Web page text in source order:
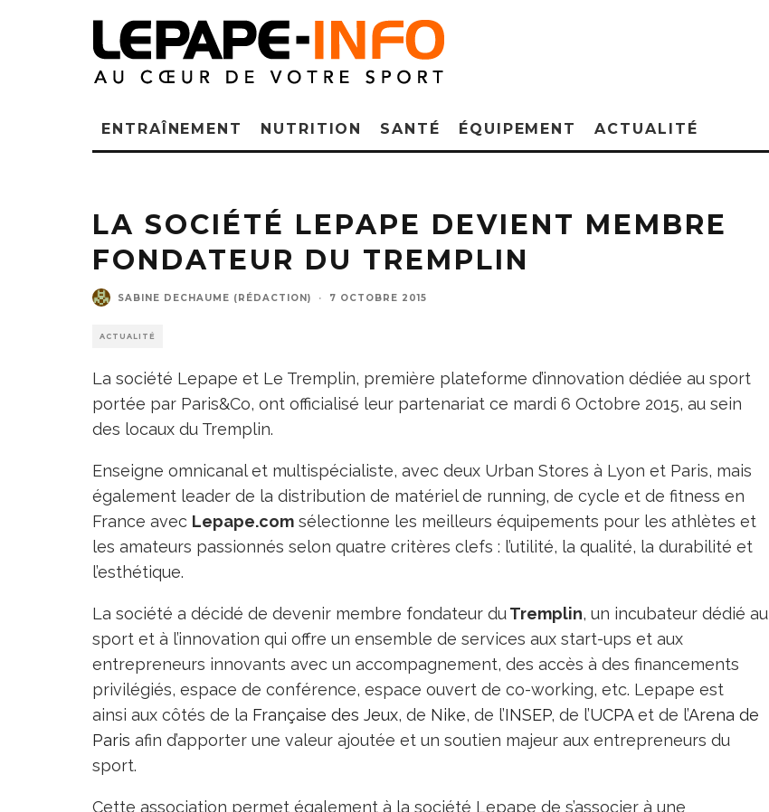
ENTRAÎNEMENT NUTRITION SANTÉ ÉQUIPEMENT ACTUALITÉ
LA SOCIÉTÉ LEPAPE DEVIENT MEMBRE
FONDATEUR DU TREMPLIN
SABINE DECHAUME (RÉDACTION) · 7 OCTOBRE 2015
ACTUALITÉ
La société Lepape et Le Tremplin, première plateforme d’innovation dédiée au sport
portée par Paris&Co, ont officialisé leur partenariat ce mardi 6 Octobre 2015, au sein
des locaux du Tremplin.
Enseigne omnicanal et multispécialiste, avec deux Urban Stores à Lyon et Paris, mais
également leader de la distribution de matériel de running, de cycle et de fitness en
France avec Lepape.com sélectionne les meilleurs équipements pour les athlètes et
les amateurs passionnés selon quatre critères clefs : l’utilité, la qualité, la durabilité et
l’esthétique.
La société a décidé de devenir membre fondateur duTremplin, un incubateur dédié au
sport et à l’innovation qui offre un ensemble de services aux start-ups et aux
entrepreneurs innovants avec un accompagnement, des accès à des financements
privilégiés, espace de conférence, espace ouvert de co-working, etc. Lepape est
ainsi aux côtés de la Française des Jeux, de Nike, de l’INSEP, de l’UCPAet de l’Arena de
Paris afin d’apporter une valeur ajoutée et un soutien majeur aux entrepreneurs du
sport.
Cette association permet également à la société Lepape de s’associer à une